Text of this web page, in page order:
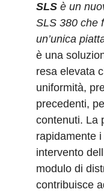
SLS è un
SLS 380 che
un’unica
è una
resa elevata
uniformità,
precedenti,
contenuti. La
rapidamente
intervento
modulo di
contribuisce